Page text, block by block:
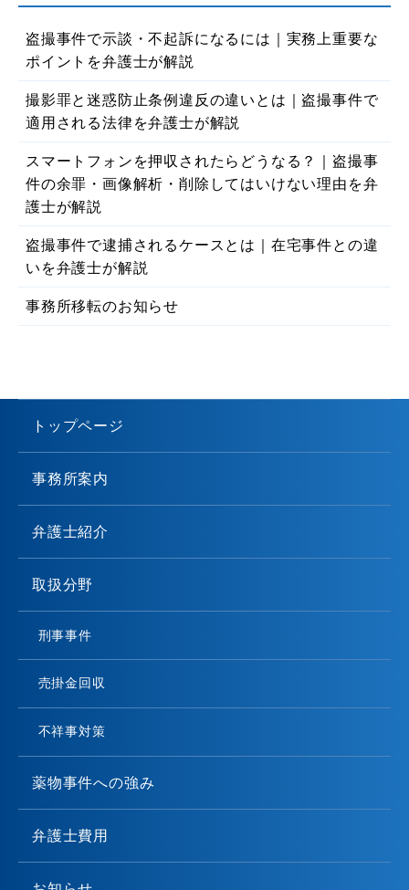
盗撮事件で示談・不起訴になるには｜実務上重要な
ポイントを弁護士が解説
撮影罪と迷惑防止条例違反の違いとは｜盗撮事件で
適用される法律を弁護士が解説
スマートフォンを押収されたらどうなる？｜盗撮事
件の余罪・画像解析・削除してはいけない理由を弁
護士が解説
盗撮事件で逮捕されるケースとは｜在宅事件との違
いを弁護士が解説
事務所移転のお知らせ
トップページ
事務所案内
弁護士紹介
取扱分野
刑事事件
売掛金回収
不祥事対策
薬物事件への強み
弁護士費用